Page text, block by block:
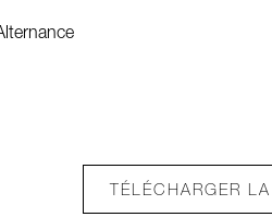
TÉLÉCHARGER